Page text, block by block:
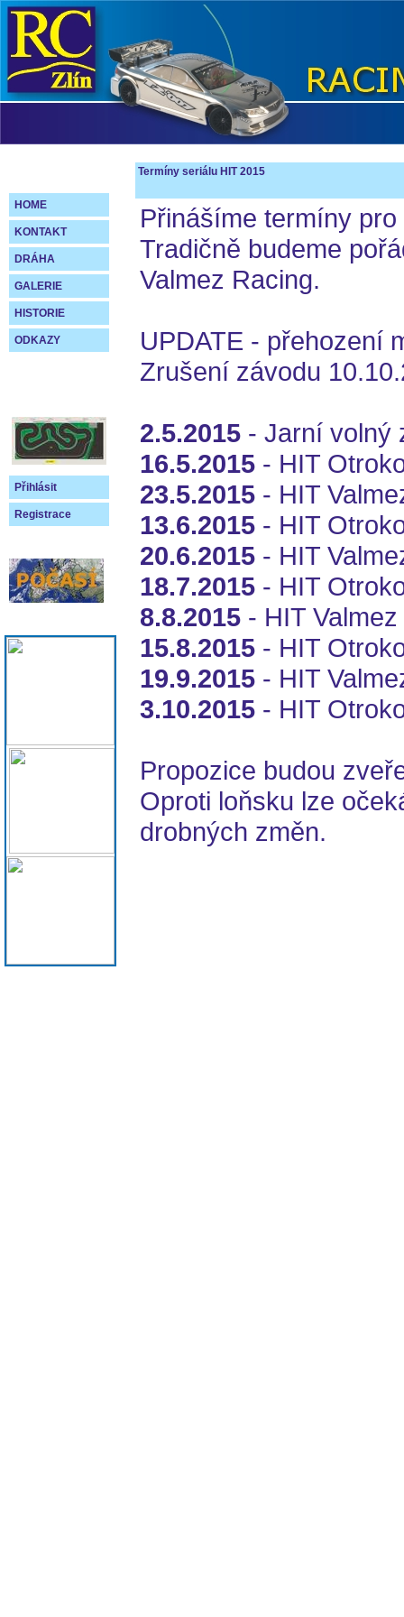
HOME
KONTAKT
DRÁHA
GALERIE
HISTORIE
ODKAZY
Přihlásit
Registrace
Termíny seriálu HIT 2015
Přinášíme termíny
Tradičně budeme
Valmez Racing.
UPDATE - přehození
Zrušení závodu
2.5.2015 - Jarní volný
16.5.2015 - HIT
23.5.2015 - HIT
13.6.2015 - HIT
20.6.2015 - HIT
18.7.2015 - HIT
8.8.2015 - HIT Valmez
15.8.2015 - HIT
19.9.2015 - HIT
3.10.2015 - HIT
Propozice budou
Oproti loňsku lze
drobných změn.